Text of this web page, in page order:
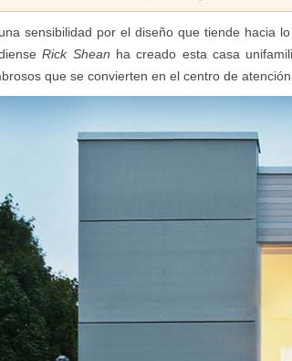
sensibilidad por el diseño que tiende hacia
Rick Shean ha creado esta casa
que se convierten en el centro de atención.